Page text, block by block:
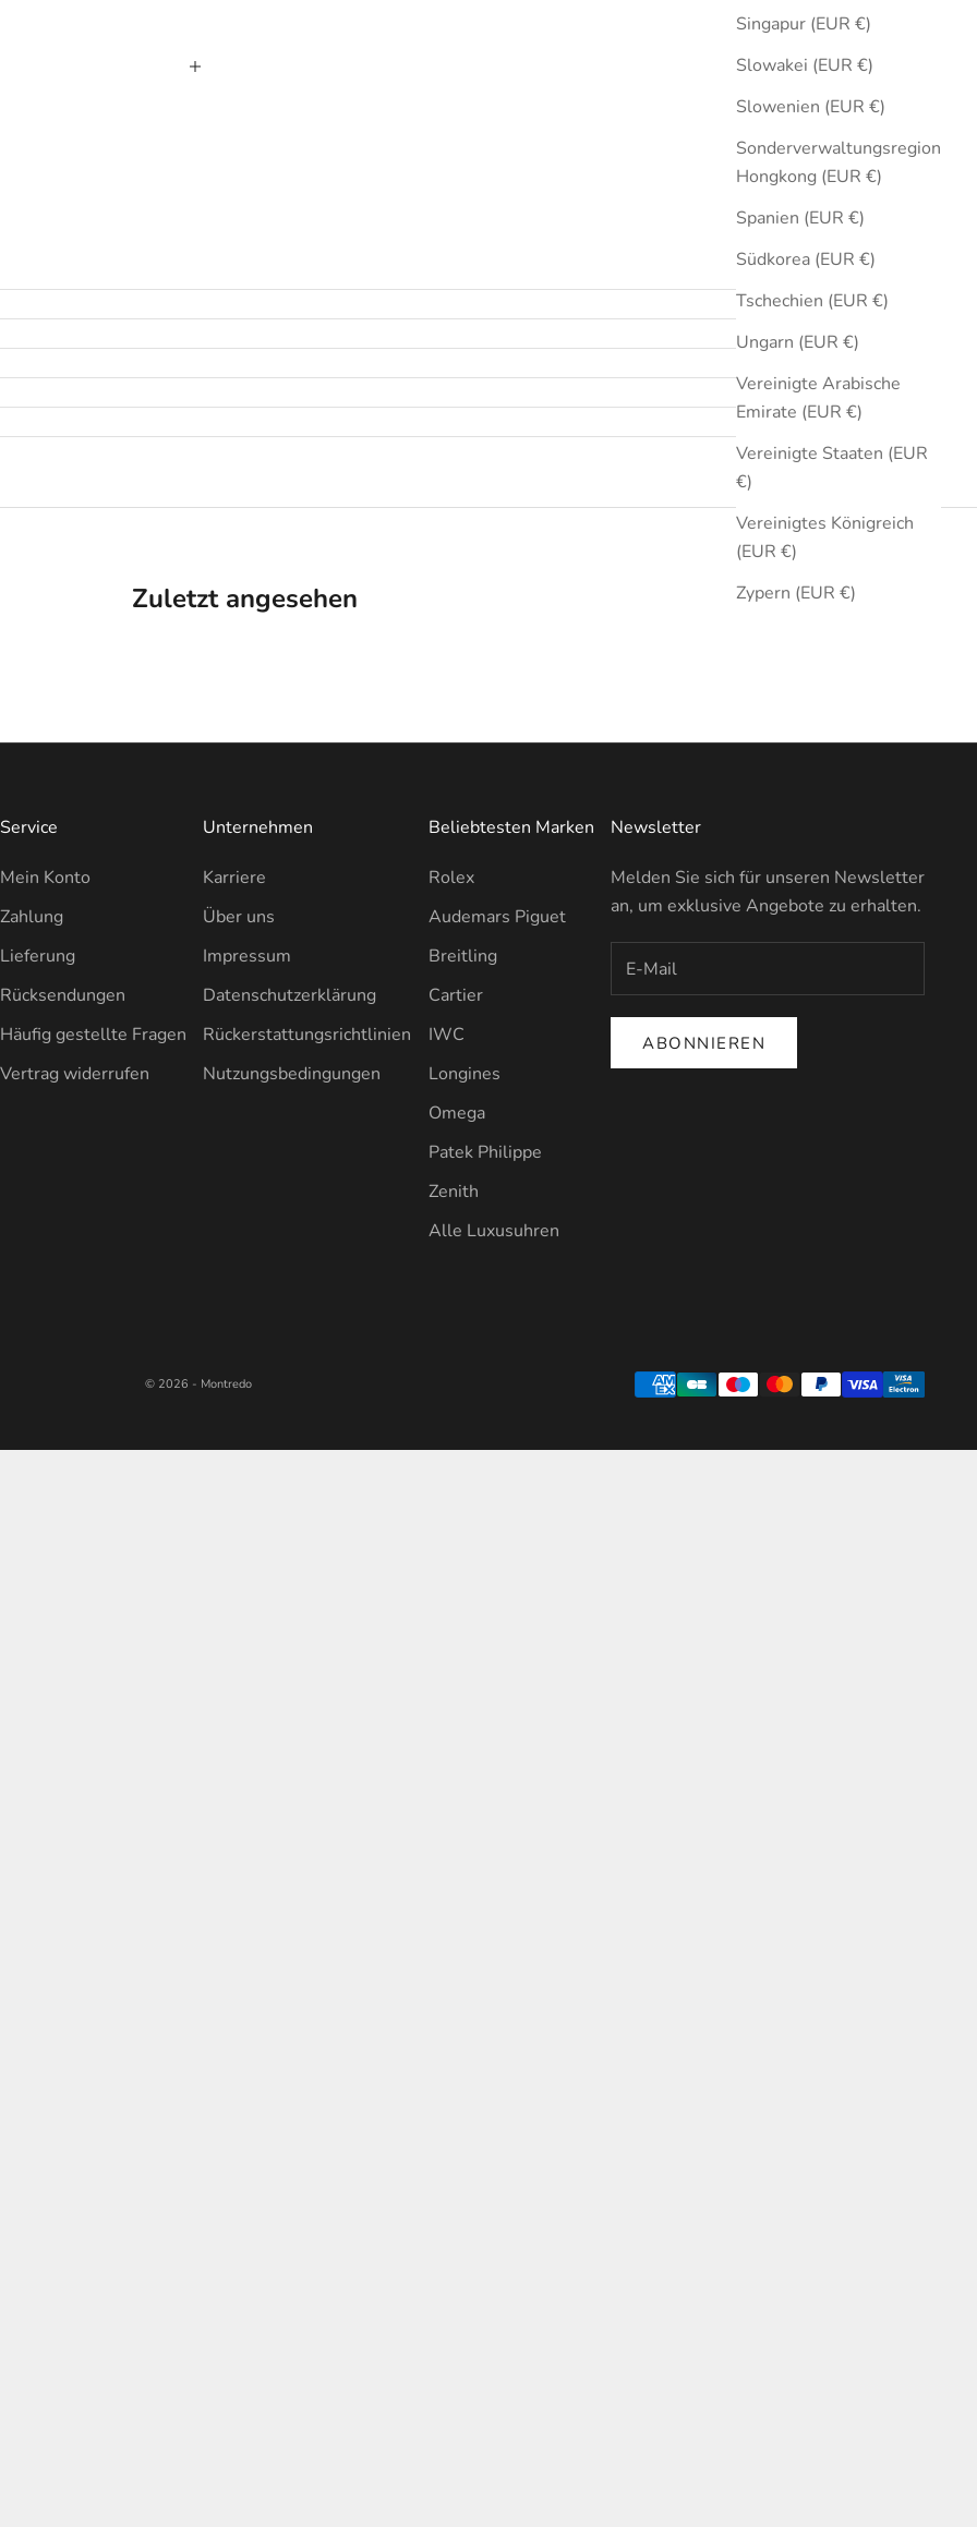
Singapur (EUR €)
Slowakei (EUR €)
Slowenien (EUR €)
Sonderverwaltungsregion
Hongkong (EUR €)
Spanien (EUR €)
Südkorea (EUR €)
Tschechien (EUR €)
Ungarn (EUR €)
Vereinigte Arabische
Emirate (EUR €)
Vereinigte Staaten (EUR
€)
Vereinigtes Königreich
(EUR €)
Zypern (EUR €)
Zuletzt angesehen
Service
Mein Konto
Zahlung
Lieferung
Rücksendungen
Häufig gestellte Fragen
Vertrag widerrufen
Unternehmen
Karriere
Über uns
Impressum
Datenschutzerklärung
Rückerstattungsrichtlinien
Nutzungsbedingungen
Beliebtesten Marken
Rolex
Audemars Piguet
Breitling
Cartier
IWC
Longines
Omega
Patek Philippe
Zenith
Alle Luxusuhren
Newsletter
Melden Sie sich für unseren Newsletter
an, um exklusive Angebote zu erhalten.
ABONNIEREN
© 2026 - Montredo